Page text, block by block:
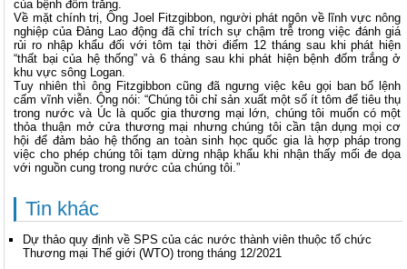
của bệnh đốm trắng.
Về mặt chính trị, Ông Joel Fitzgibbon, người phát ngôn về lĩnh vực nông
nghiệp của Đảng Lao động đã chỉ trích sự chậm trễ trong việc đánh giá
rủi ro nhập khẩu đối với tôm tại thời điểm 12 tháng sau khi phát hiện
“thất bại của hệ thống” và 6 tháng sau khi phát hiện bệnh đốm trắng ở
khu vực sông Logan.
Tuy nhiên thì ông Fitzgibbon cũng đã ngưng việc kêu gọi ban bố lệnh
cấm vĩnh viễn. Ông nói: “Chúng tôi chỉ sản xuất một số ít tôm để tiêu thụ
trong nước và Úc là quốc gia thương mại lớn, chúng tôi muốn có một
thỏa thuận mở cửa thương mại nhưng chúng tôi cần tận dụng mọi cơ
hội để đảm bảo hệ thống an toàn sinh học quốc gia là hợp pháp trong
việc cho phép chúng tôi tạm dừng nhập khẩu khi nhận thấy mối đe dọa
với nguồn cung trong nước của chúng tôi.”
Tin khác
Dự thảo quy định về SPS của các nước thành viên thuộc tổ chức
Thương mại Thế giới (WTO) trong tháng 12/2021